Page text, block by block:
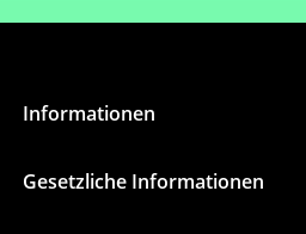
Informationen
Gesetzliche Informationen